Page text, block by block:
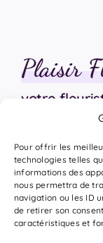
Pour offrir les
technologies telles
informations des
nous permettra de
navigation ou les ID
de retirer son
caractéristiques et
Plaisir
votre